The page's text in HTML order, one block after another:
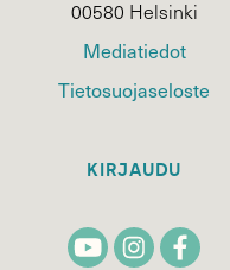
00580 Helsinki
Mediatiedot
Tietosuojaseloste
KIRJAUDU